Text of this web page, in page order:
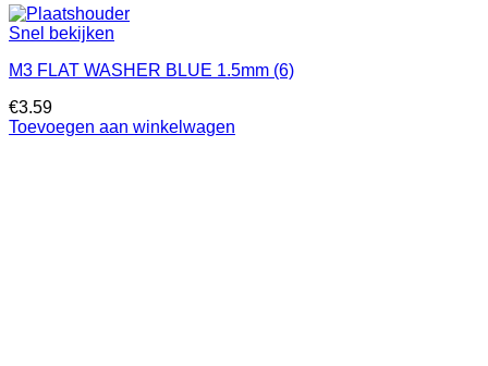
Snel bekijken
M3 FLAT WASHER BLUE 1.5mm (6)
€3.59
Toevoegen aan winkelwagen